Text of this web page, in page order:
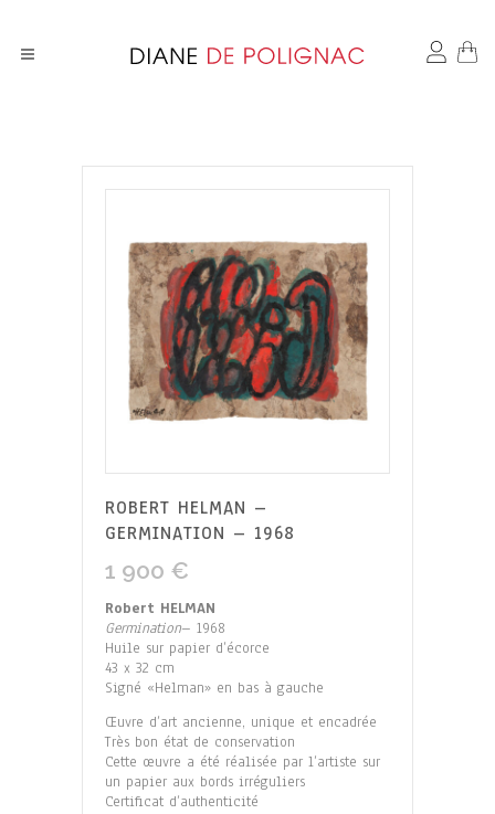
ROBERT HELMAN –
GERMINATION – 1968
1 900 €
Robert HELMAN
Germination– 1968
Huile sur papier d’écorce
43 x 32 cm
Signé «Helman» en bas à gauche
Œuvre d’art ancienne, unique et encadrée
Très bon état de conservation
Cette œuvre a été réalisée par l’artiste sur
un papier aux bords irréguliers
Certificat d’authenticité